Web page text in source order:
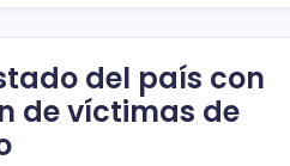
del país con
de víctimas de